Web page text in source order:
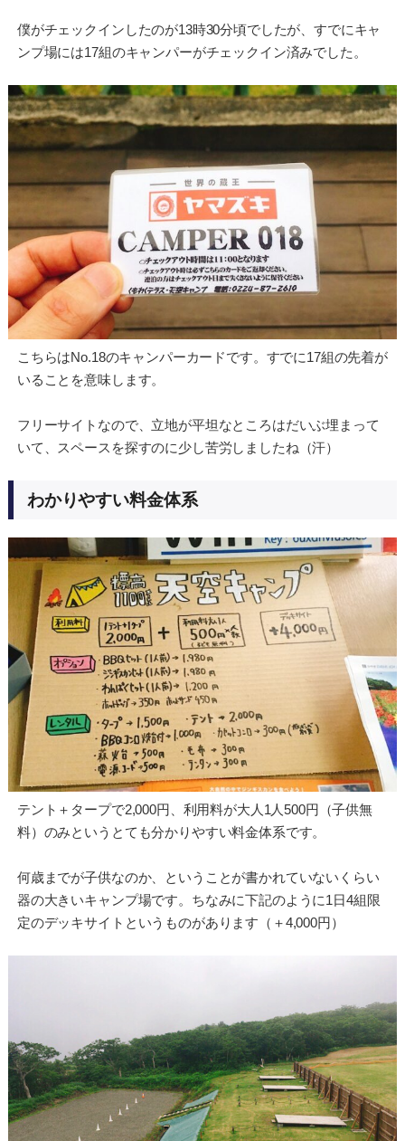
僕がチェックインしたのが13時30分頃でしたが、すでにキャ
ンプ場には17組のキャンパーがチェックイン済みでした。
こちらはNo.18のキャンパーカードです。すでに17組の先着が
いることを意味します。
フリーサイトなので、立地が平坦なところはだいぶ埋まって
いて、スペースを探すのに少し苦労しましたね（汗）
わかりやすい料金体系
テント＋タープで2,000円、利用料が大人1人500円（子供無
料）のみというとても分かりやすい料金体系です。
何歳までが子供なのか、ということが書かれていないくらい
器の大きいキャンプ場です。ちなみに下記のように1日4組限
定のデッキサイトというものがあります（＋4,000円）